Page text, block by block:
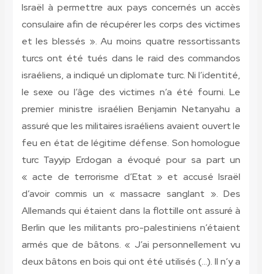
Israël à permettre aux pays concernés un accès
consulaire afin de récupérer les corps des victimes
et les blessés ». Au moins quatre ressortissants
turcs ont été tués dans le raid des commandos
israéliens, a indiqué un diplomate turc. Ni l’identité,
le sexe ou l’âge des victimes n’a été fourni. Le
premier ministre israélien Benjamin Netanyahu a
assuré que les militaires israéliens avaient ouvert le
feu en état de légitime défense. Son homologue
turc Tayyip Erdogan a évoqué pour sa part un
« acte de terrorisme d’Etat » et accusé Israël
d’avoir commis un « massacre sanglant ». Des
Allemands qui étaient dans la flottille ont assuré à
Berlin que les militants pro-palestiniens n’étaient
armés que de bâtons. « J’ai personnellement vu
deux bâtons en bois qui ont été utilisés (…). Il n’y a